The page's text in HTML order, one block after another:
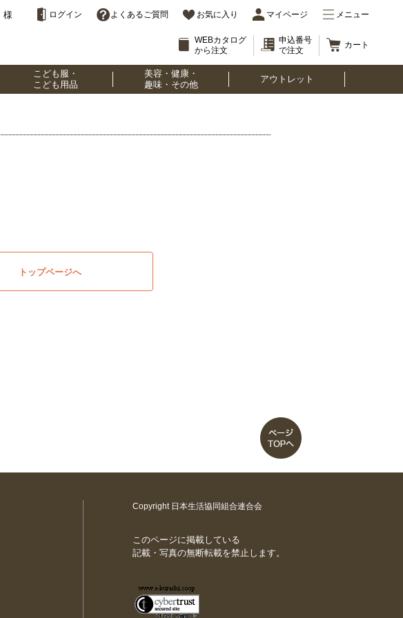
様 ログイン よくあるご質問 お気に入り マイページ メニュー
WEBカタログ
から注文
申込番号
で注文
カート
こども服・
こども用品
美容・健康・
趣味・その他
アウトレット
トップページへ
Copyright 日本生活協同組合連合会
このページに掲載している
記載・写真の無断転載を禁止します。